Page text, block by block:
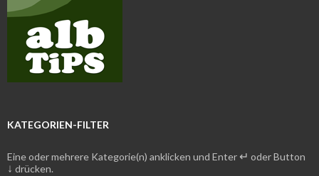
KATEGORIEN-FILTER
Eine oder mehrere Kategorie(n) anklicken und Enter ↵ oder Button
↓ drücken.